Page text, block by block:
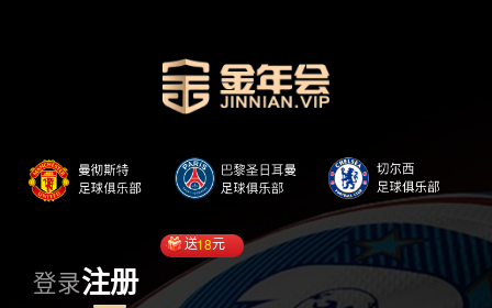
登录注册
送18元